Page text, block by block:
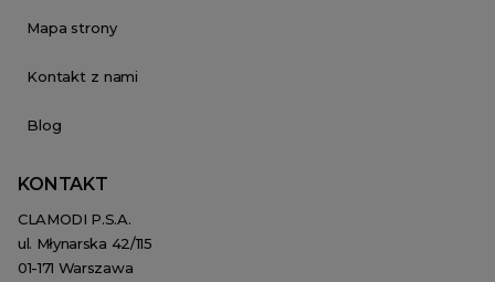
Mapa strony
Kontakt z nami
Blog
KONTAKT
CLAMODI P.S.A.
ul. Młynarska 42/115
01-171 Warszawa